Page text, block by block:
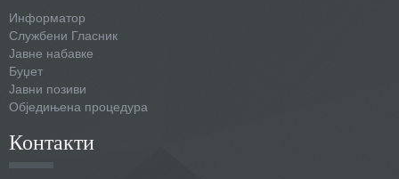
Информатор
Службени Гласник
Јавне набавке
Буџет
Јавни позиви
Обједињена процедура
Контакти